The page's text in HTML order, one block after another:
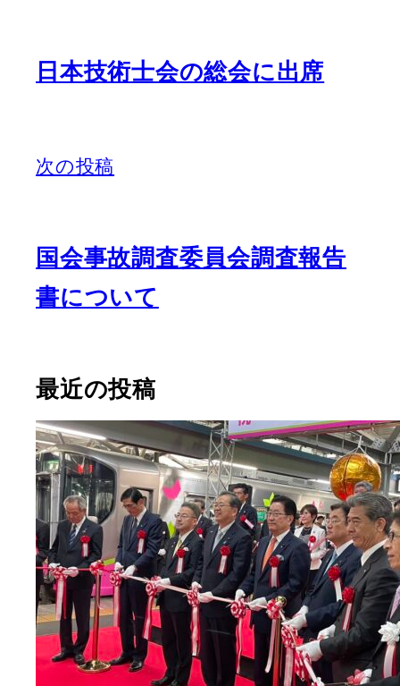
日本技術士会の総会に出席
次の投稿
国会事故調査委員会調査報告
書について
最近の投稿